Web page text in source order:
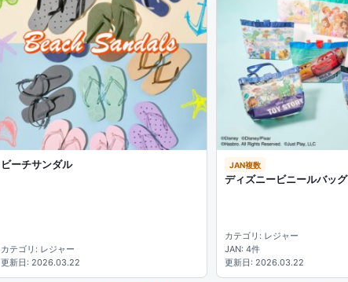
ビーチサンダル
カテゴリ: レジャー
更新日: 2026.03.22
JAN複数
ディズニービニールバッグ
カテゴリ: レジャー
JAN: 4件
更新日: 2026.03.22